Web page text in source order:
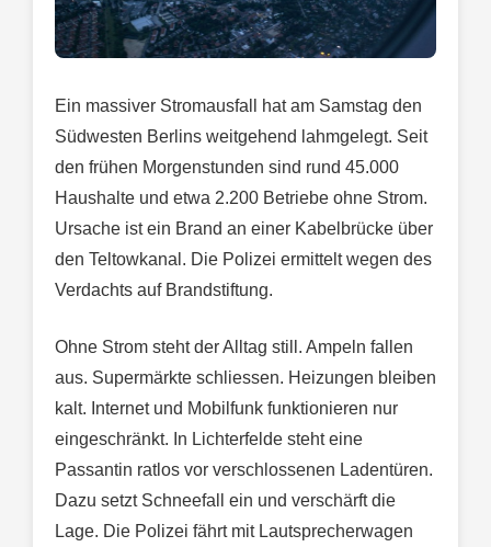
Ein massiver Stromausfall hat am Samstag den
Südwesten Berlins weitgehend lahmgelegt. Seit
den frühen Morgenstunden sind rund 45.000
Haushalte und etwa 2.200 Betriebe ohne Strom.
Ursache ist ein Brand an einer Kabelbrücke über
den Teltowkanal. Die Polizei ermittelt wegen des
Verdachts auf Brandstiftung.
Ohne Strom steht der Alltag still. Ampeln fallen
aus. Supermärkte schliessen. Heizungen bleiben
kalt. Internet und Mobilfunk funktionieren nur
eingeschränkt. In Lichterfelde steht eine
Passantin ratlos vor verschlossenen Ladentüren.
Dazu setzt Schneefall ein und verschärft die
Lage. Die Polizei fährt mit Lautsprecherwagen